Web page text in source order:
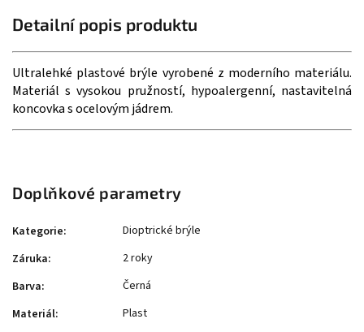
Detailní popis produktu
Ultralehké plastové brýle vyrobené z moderního materiálu.
Materiál s vysokou pružností, hypoalergenní, nastavitelná
koncovka s ocelovým jádrem.
Doplňkové parametry
Kategorie:
Dioptrické brýle
Záruka:
2 roky
Barva:
Černá
Materiál:
Plast